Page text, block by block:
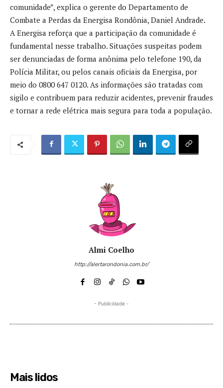
comunidade”, explica o gerente do Departamento de
Combate a Perdas da Energisa Rondônia, Daniel Andrade.
A Energisa reforça que a participação da comunidade é
fundamental nesse trabalho. Situações suspeitas podem
ser denunciadas de forma anônima pelo telefone 190, da
Polícia Militar, ou pelos canais oficiais da Energisa, por
meio do 0800 647 0120. As informações são tratadas com
sigilo e contribuem para reduzir acidentes, prevenir fraudes
e tornar a rede elétrica mais segura para toda a população.
Almi Coelho
http://alertarondonia.com.br/
- Publicidade -
Mais lidos